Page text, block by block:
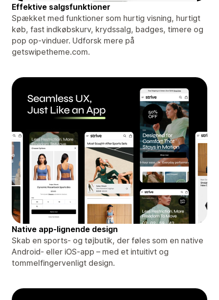
Effektive salgsfunktioner
Spækket med funktioner som hurtig visning, hurtigt
køb, fast indkøbskurv, krydssalg, badges, timere og
pop op-vinduer. Udforsk mere på
getswipetheme.com.
Native app-lignende design
Skab en sports- og tøjbutik, der føles som en native
Android- eller iOS-app – med et intuitivt og
tommelfingervenligt design.